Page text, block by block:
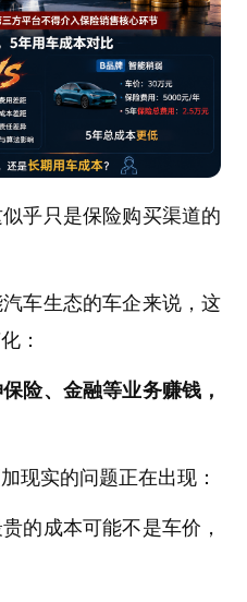
乎只是保险购买渠道的
车生态的车企来说，这
：
险、金融等业务赚钱，
现实的问题正在出现：
的成本可能不是车价，